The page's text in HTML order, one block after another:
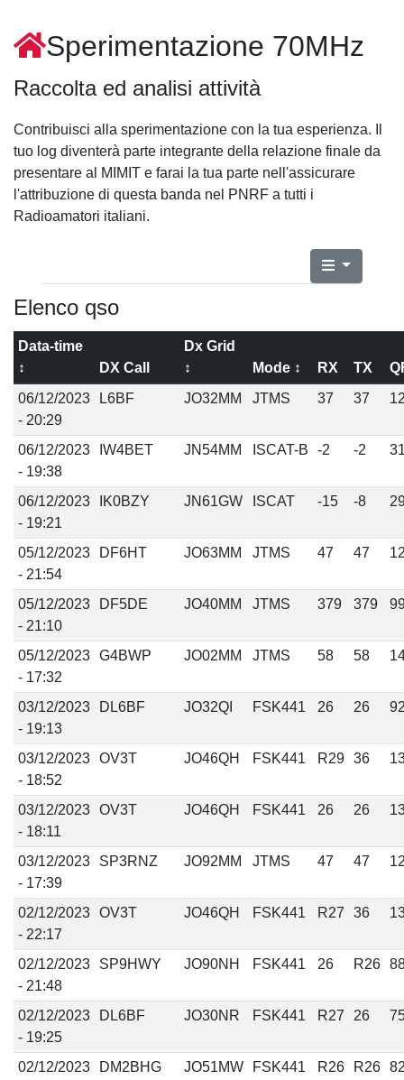
Sperimentazione 70MHz
Raccolta ed analisi attività
Contribuisci alla sperimentazione con la tua esperienza. Il
tuo log diventerà parte integrante della relazione finale da
presentare al MIMIT e farai la tua parte nell'assicurare
l'attribuzione di questa banda nel PNRF a tutti i
Radioamatori italiani.
Elenco qso
Data-time
↕
DX Call
Dx Grid
↕
Mode ↕ RX TX
06/12/2023
- 20:29
L6BF JO32MM JTMS 37 37
06/12/2023
- 19:38
IW4BET JN54MM ISCAT-B -2 -2
06/12/2023
- 19:21
IK0BZY JN61GW ISCAT -15 -8
05/12/2023
- 21:54
DF6HT JO63MM JTMS 47 47
05/12/2023
- 21:10
DF5DE JO40MM JTMS 379 379
05/12/2023
- 17:32
G4BWP JO02MM JTMS 58 58
03/12/2023
- 19:13
DL6BF JO32QI FSK441 26 26
03/12/2023
- 18:52
OV3T JO46QH FSK441 R29 36
03/12/2023
- 18:11
OV3T JO46QH FSK441 26 26
03/12/2023
- 17:39
SP3RNZ JO92MM JTMS 47 47
02/12/2023
- 22:17
OV3T JO46QH FSK441 R27 36
02/12/2023
- 21:48
SP9HWY JO90NH FSK441 26 R26
02/12/2023
- 19:25
DL6BF JO30NR FSK441 R27 26
02/12/2023
DM2BHG JO51MW FSK441 R26 R26